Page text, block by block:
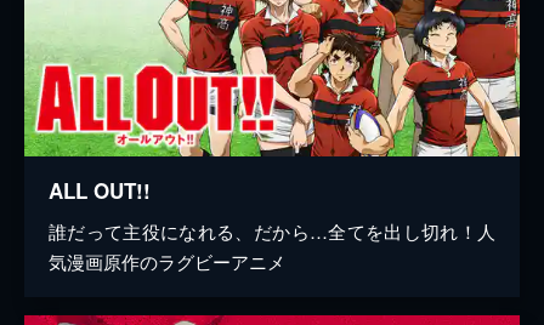
ALL OUT!!
誰だって主役になれる、だから…全てを出し切れ！人
気漫画原作のラグビーアニメ